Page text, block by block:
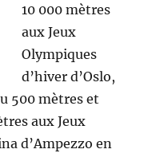
10 000 mètres
aux Jeux
Olympiques
d’hiver d’Oslo,
500 mètres et
aux Jeux
d’Ampezzo en